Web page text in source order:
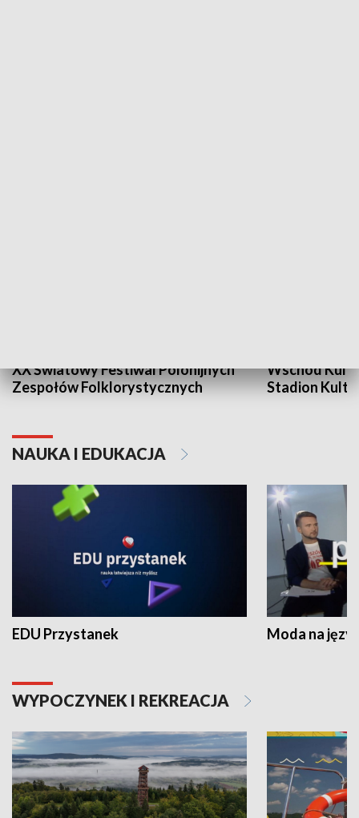
XX Światowy Festiwal Polonijnych
Zespołów Folklorystycznych
Wschód
Stadion
NAUKA I EDUKACJA
EDU Przystanek Moda na
WYPOCZYNEK I REKREACJA